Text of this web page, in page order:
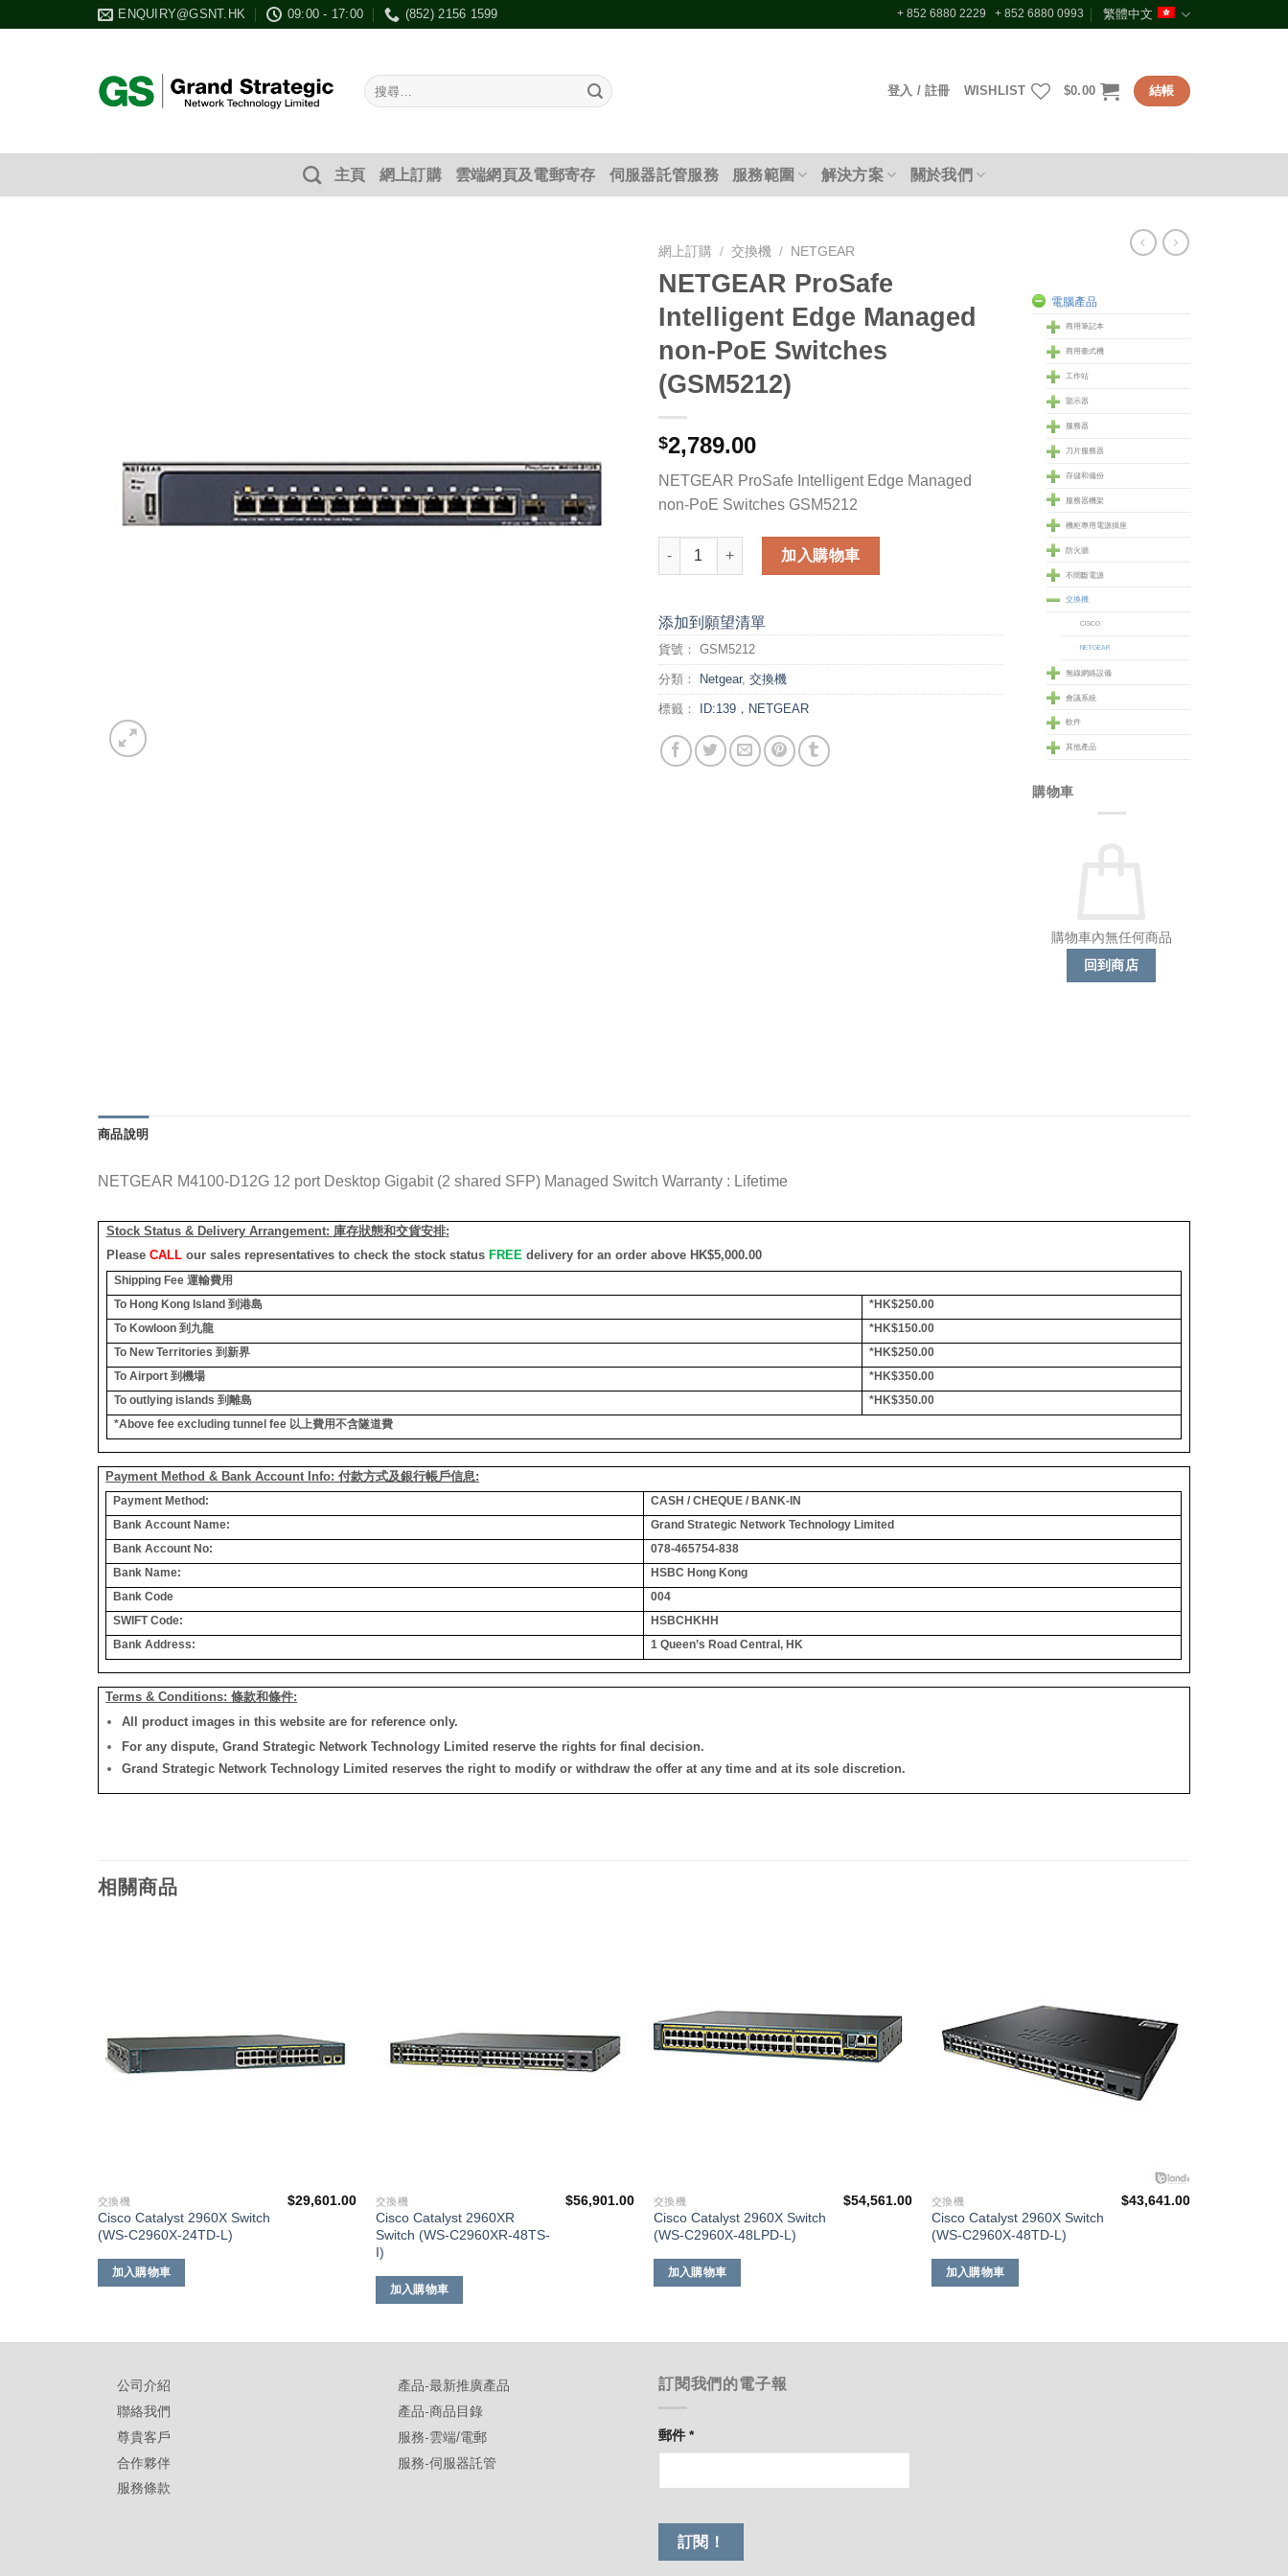
ENQUIRY@GSNT.HK 09:00 - 17:00 (852) 2156 1599 + 852 6880 2229 + 852 6880 0993 繁體中文
搜
尋：
登入 / 註冊 WISHLIST $0.00 結帳
主頁 網上訂購 雲端網頁及電郵寄存 伺服器託管服務 服務範圍 解決方案 關於我們
網上訂購 / 交換機 / NETGEAR
NETGEAR ProSafe
Intelligent Edge Managed
non-PoE Switches
(GSM5212)
$2,789.00
NETGEAR ProSafe Intelligent Edge Managed
non-PoE Switches GSM5212
NETGEAR ProSafe Intelligent Edge Managed non-PoE Switches (GSM5212) 數量
加入購物車
添加到願望清單
貨號： GSM5212
分類： Netgear, 交換機
標籤： ID:139，NETGEAR
電腦產品
商用筆記本
商用臺式機
工作站
顥示器
服務器
刀片服務器
存儲和備份
服務器機架
機柜專用電源插座
防火牆
不間斷電源
交換機
CISCO
NETGEAR
無線網絡設備
會議系統
軟件
其他產品
購物車
購物車內無任何商品
回到商店
商品說明
NETGEAR M4100-D12G 12 port Desktop Gigabit (2 shared SFP) Managed Switch Warranty : Lifetime
Stock Status & Delivery Arrangement: 庫存狀態和交貨安排:
Please CALLour sales representatives to check the stock status FREEdelivery for an order above HK$5,000.00
Shipping Fee 運輸費用
To Hong Kong Island 到港島
*HK$250.00
To Kowloon 到九龍
*HK$150.00
To New Territories 到新界
*HK$250.00
To Airport 到機場
*HK$350.00
To outlying islands 到離島
*HK$350.00
*Above fee excluding tunnel fee 以上費用不含隧道費
Payment Method & Bank Account Info: 付款方式及銀行帳戶信息:
Payment Method:
CASH / CHEQUE / BANK-IN
Bank Account Name:
Grand Strategic Network Technology Limited
Bank Account No:
078-465754-838
Bank Name:
HSBC Hong Kong
Bank Code
004
SWIFT Code:
HSBCHKHH
Bank Address:
1 Queen’s Road Central, HK
Terms & Conditions: 條款和條件:
All product images in this website are for reference only.
For any dispute, Grand Strategic Network Technology Limited reserve the rights for final decision.
Grand Strategic Network Technology Limited reserves the right to modify or withdraw the offer at any time and at its sole discretion.
相關商品
交換機
Cisco Catalyst 2960X Switch
(WS-C2960X-24TD-L)
$29,601.00
加入購物車
交換機
Cisco Catalyst 2960XR
Switch (WS-C2960XR-48TS-
I)
$56,901.00
加入購物車
單
交換機
Cisco Catalyst 2960X Switch
(WS-C2960X-48LPD-L)
$54,561.00
加入購物車
交換機
Cisco Catalyst 2960X Switch
(WS-C2960X-48TD-L)
$43,641.00
加入購物車
公司介紹
聯絡我們
尊貴客戶
合作夥伴
服務條款
產品-最新推廣產品
產品-商品目錄
服務-雲端/電郵
服務-伺服器託管
訂閱我們的電子報
郵件*